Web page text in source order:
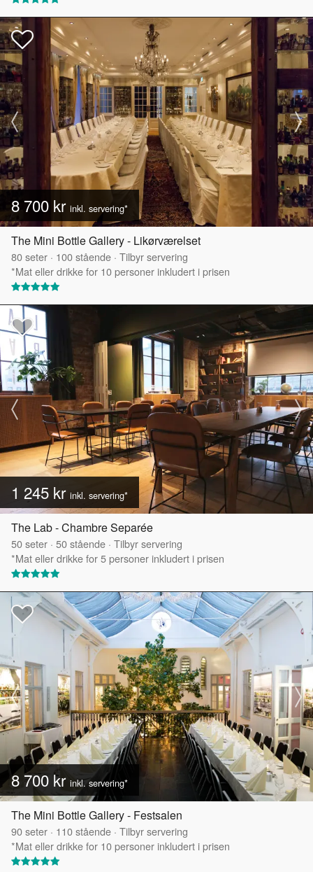
8 700 kr inkl. servering*
The Mini Bottle Gallery - Likørværelset
80seter · 100stående · Tilbyr servering
*Mat eller drikke for 10 personer inkludert i prisen
1 245 kr inkl. servering*
The Lab - Chambre Separée
50seter · 50stående · Tilbyr servering
*Mat eller drikke for 5 personer inkludert i prisen
8 700 kr inkl. servering*
The Mini Bottle Gallery - Festsalen
90seter · 110stående · Tilbyr servering
*Mat eller drikke for 10 personer inkludert i prisen